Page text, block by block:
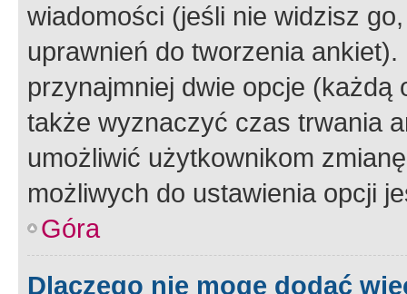
wiadomości (jeśli nie widzisz
uprawnień do tworzenia
przynajmniej dwie opcje
także wyznaczyć czas trwania
umożliwić użytkownikom
możliwych do ustawienia opcji
Góra
Dlaczego nie mogę dodać